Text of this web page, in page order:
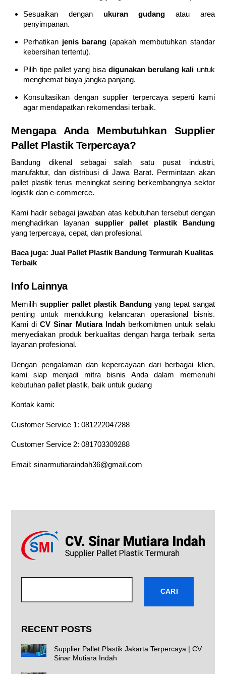
Sesuaikan dengan ukuran gudang atau area
penyimpanan.
Perhatikan jenis barang(apakah membutuhkan standar
kebersihan tertentu).
Pilih tipe pallet yang bisadigunakan berulang kali untuk
menghemat biaya jangka panjang.
Konsultasikan dengan supplier terpercaya seperti kami
agar mendapatkan rekomendasi terbaik.
Mengapa Anda Membutuhkan Supplier
Pallet Plastik Terpercaya?
Bandung dikenal sebagai salah satu pusat industri,
manufaktur, dan distribusi di Jawa Barat. Permintaan akan
pallet plastik terus meningkat seiring berkembangnya sektor
logistik dan e-commerce.
Kami hadir sebagai jawaban atas kebutuhan tersebut dengan
menghadirkan layanansupplier pallet plastik Bandung
yang terpercaya, cepat, dan profesional.
Baca juga:Jual Pallet Plastik Bandung Termurah Kualitas
Terbaik
Info Lainnya
Memilihsupplier pallet plastik Bandungyang tepat sangat
penting untuk mendukung kelancaran operasional bisnis.
Kami diCV Sinar Mutiara Indahberkomitmen untuk selalu
menyediakan produk berkualitas dengan harga terbaik serta
layanan profesional.
Dengan pengalaman dan kepercayaan dari berbagai klien,
kami siap menjadi mitra bisnis Anda dalam memenuhi
kebutuhan pallet plastik, baik untuk gudang
Kontak kami:
Customer Service 1:081222047288
Customer Service 2:081703309288
Email:sinarmutiaraindah36@gmail.com
CARI
RECENT POSTS
Supplier Pallet Plastik Jakarta Terpercaya | CV
Sinar Mutiara Indah